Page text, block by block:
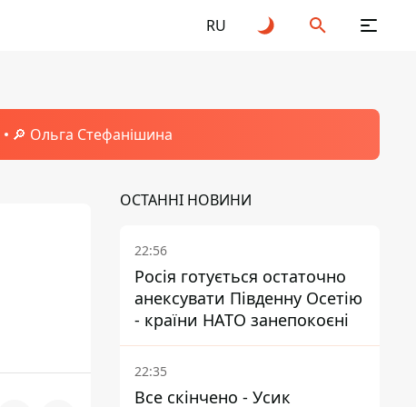
RU
🔎 Ольга Стефанішина
ОСТАННІ НОВИНИ
22:56
Росія готується остаточно
анексувати Південну Осетію
- країни НАТО занепокоєні
22:35
Все скінчено - Усик